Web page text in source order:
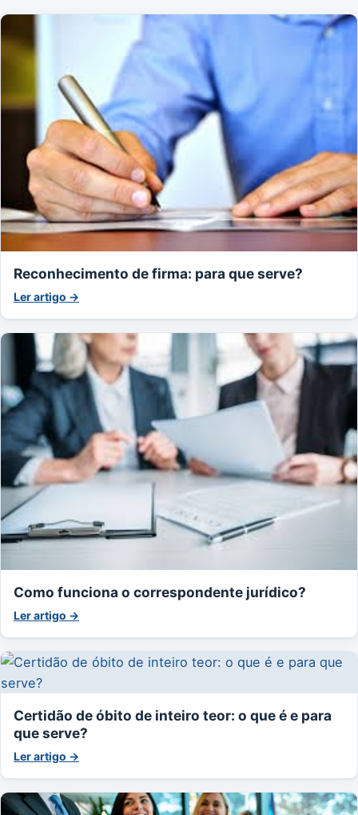
Reconhecimento de firma: para que serve?
Ler artigo →
Como funciona o correspondente jurídico?
Ler artigo →
Certidão de óbito de inteiro teor: o que é e para
que serve?
Ler artigo →